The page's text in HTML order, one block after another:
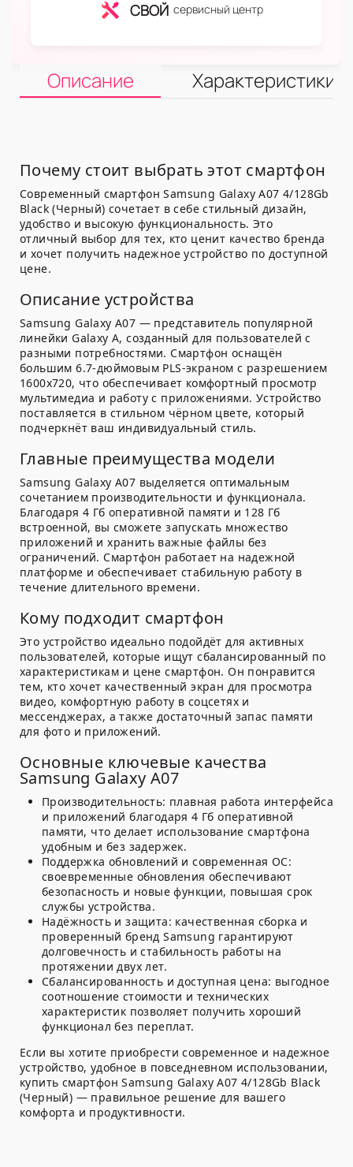
СВОЙ сервисный центр
Описание Характеристики
Почему стоит выбрать этот смартфон
Современный смартфон Samsung Galaxy A07 4/128Gb
Black (Черный) сочетает в себе стильный дизайн,
удобство и высокую функциональность. Это
отличный выбор для тех, кто ценит качество бренда
и хочет получить надежное устройство по доступной
цене.
Описание устройства
Samsung Galaxy A07 — представитель популярной
линейки Galaxy A, созданный для пользователей с
разными потребностями. Смартфон оснащён
большим 6.7-дюймовым PLS-экраном с разрешением
1600x720, что обеспечивает комфортный просмотр
мультимедиа и работу с приложениями. Устройство
поставляется в стильном чёрном цвете, который
подчеркнёт ваш индивидуальный стиль.
Главные преимущества модели
Samsung Galaxy A07 выделяется оптимальным
сочетанием производительности и функционала.
Благодаря 4 Гб оперативной памяти и 128 Гб
встроенной, вы сможете запускать множество
приложений и хранить важные файлы без
ограничений. Смартфон работает на надежной
платформе и обеспечивает стабильную работу в
течение длительного времени.
Кому подходит смартфон
Это устройство идеально подойдёт для активных
пользователей, которые ищут сбалансированный по
характеристикам и цене смартфон. Он понравится
тем, кто хочет качественный экран для просмотра
видео, комфортную работу в соцсетях и
мессенджерах, а также достаточный запас памяти
для фото и приложений.
Основные ключевые качества
Samsung Galaxy A07
Производительность: плавная работа интерфейса
и приложений благодаря 4 Гб оперативной
памяти, что делает использование смартфона
удобным и без задержек.
Поддержка обновлений и современная ОС:
своевременные обновления обеспечивают
безопасность и новые функции, повышая срок
службы устройства.
Надёжность и защита: качественная сборка и
проверенный бренд Samsung гарантируют
долговечность и стабильность работы на
протяжении двух лет.
Сбалансированность и доступная цена: выгодное
соотношение стоимости и технических
характеристик позволяет получить хороший
функционал без переплат.
Если вы хотите приобрести современное и надежное
устройство, удобное в повседневном использовании,
купить смартфон Samsung Galaxy A07 4/128Gb Black
(Черный) — правильное решение для вашего
комфорта и продуктивности.